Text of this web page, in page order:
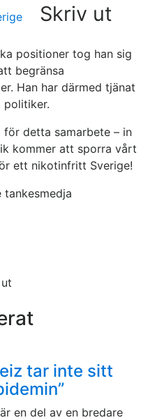
Skriv ut
positioner tog han sig
begränsa
Han har därmed tjänat
politiker.
detta samarbete – in
kommer att sporra vårt
ett nikotinfritt Sverige!
tankesmedja
tar inte sitt
en del av en bredare